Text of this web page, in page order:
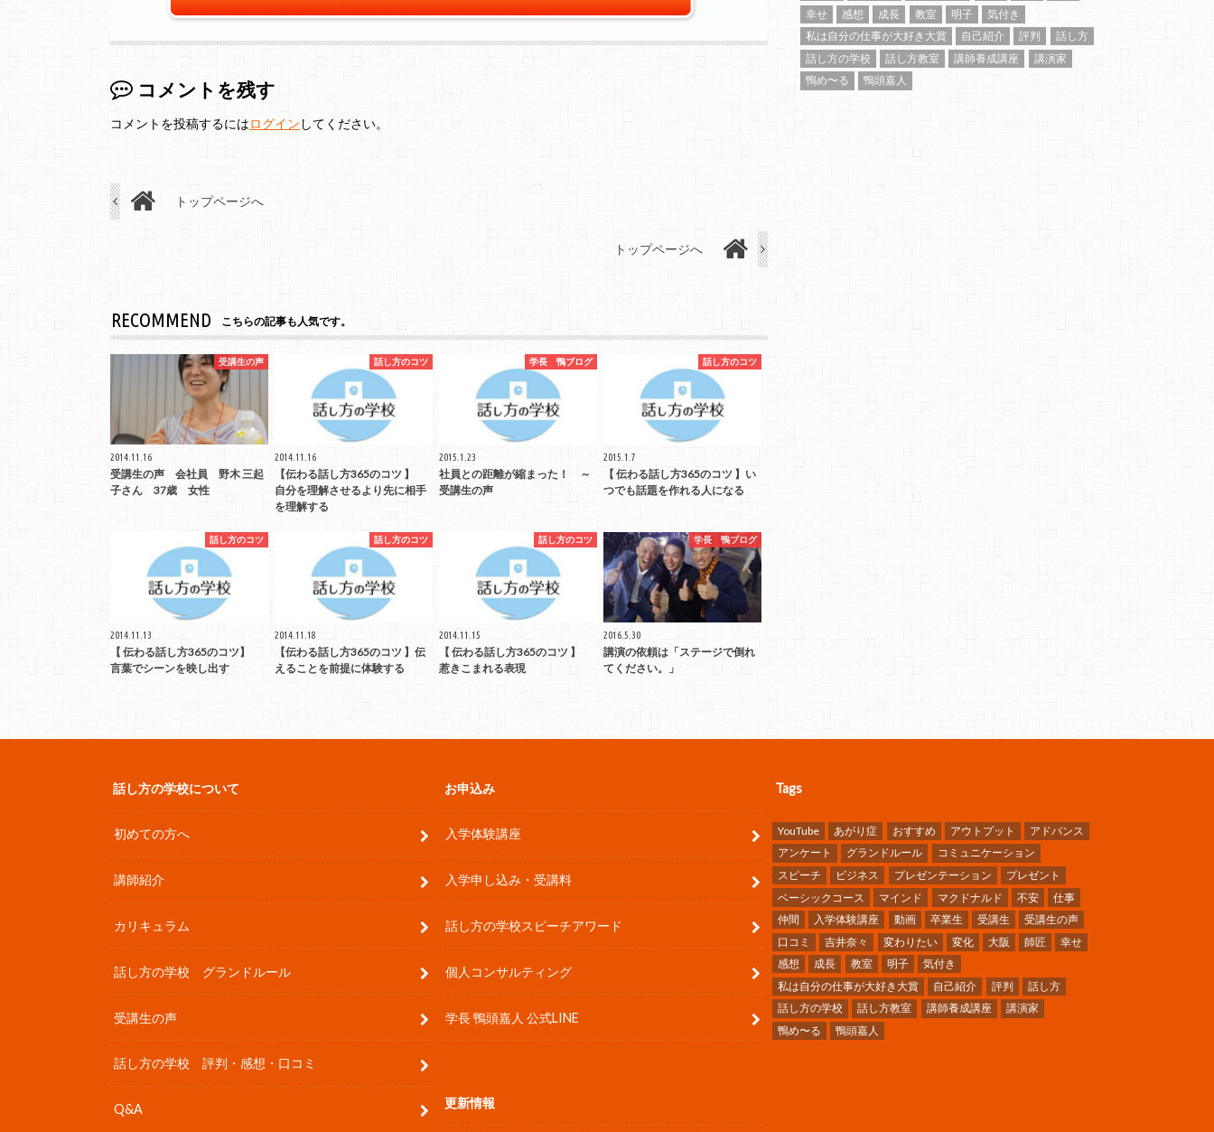
コメントを残す
コメントを投稿するにはログイン してください。
トップページへ
トップページへ
RECOMMEND こちらの記事も人気です。
受講生の声
2014.11.16
受講生の声 会社員 野木 三起
子さん 37歳 女性
話し方のコツ
2014.11.16
【伝わる話し方365のコツ 】
自分を理解させるより先に相手
を理解する
学長 鴨ブログ
2015.1.23
社員との距離が縮まった！ ～
受講生の声
話し方のコツ
2015.1.7
【 伝わる話し方365のコツ 】い
つでも話題を作れる人になる
話し方のコツ
2014.11.13
【 伝わる話し方365のコツ】
言葉でシーンを映し出す
話し方のコツ
2014.11.18
【伝わる話し方365のコツ 】伝
えることを前提に体験する
話し方のコツ
2014.11.15
【 伝わる話し方365のコツ 】
惹きこまれる表現
学長 鴨ブログ
2016.5.30
講演の依頼は「ステージで倒れ
てください。」
幸せ
感想 成長 教室 明子
気付き
私は自分の仕事が大好き大賞
自己紹介 評判
話し方
話し方の学校
話し方教室 講師養成講座
講演家
鴨め〜る
鴨頭嘉人
話し方の学校について
初めての方へ
講師紹介
カリキュラム
話し方の学校 グランドルール
受講生の声
話し方の学校 評判・感想・口コミ
Q&A
お申込み
入学体験講座
入学申し込み・受講料
話し方の学校スピーチアワード
個人コンサルティング
学長 鴨頭嘉人 公式LINE
更新情報
Tags
YouTube あがり症 おすすめ アウトプット
アドバンス
アンケート
グランドルール
コミュニケーション
スピーチ
ビジネス プレゼンテーション
プレゼント
ベーシックコース
マインド マクドナルド 不安
仕事
仲間
入学体験講座 動画 卒業生 受講生
受講生の声
口コミ
吉井奈々 変わりたい 変化 大阪 師匠
幸せ
感想
成長 教室 明子
気付き
私は自分の仕事が大好き大賞
自己紹介 評判
話し方
話し方の学校
話し方教室 講師養成講座
講演家
鴨め〜る
鴨頭嘉人